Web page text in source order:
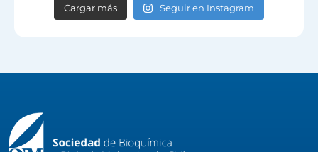
Cargar más Seguir en Instagram